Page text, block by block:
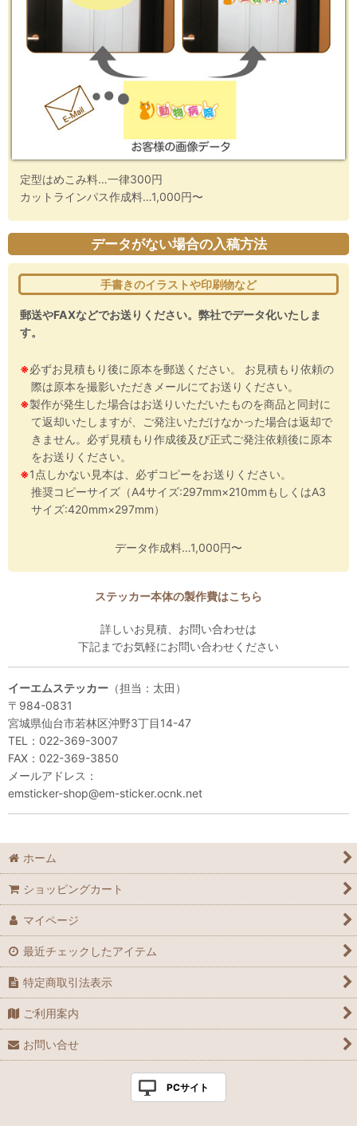
定型はめこみ料…一律300円
カットラインパス作成料…1,000円〜
データがない場合の入稿方法
手書きのイラストや印刷物など
郵送やFAXなどでお送りください。弊社でデータ化いたしま
す。
※必ずお見積もり後に原本を郵送ください。 お見積もり依頼の
際は原本を撮影いただきメールにてお送りください。
※製作が発生した場合はお送りいただいたものを商品と同封に
て返却いたしますが、ご発注いただけなかった場合は返却で
きません。必ず見積もり作成後及び正式ご発注依頼後に原本
をお送りください。
※1点しかない見本は、必ずコピーをお送りください。
推奨コピーサイズ（A4サイズ:297mm×210mmもしくはA3
サイズ:420mm×297mm）
データ作成料…1,000円〜
ステッカー本体の製作費はこちら
詳しいお見積、お問い合わせは
下記までお気軽にお問い合わせください
イーエムステッカー （担当：太田）
〒984-0831
宮城県仙台市若林区沖野3丁目14-47
TEL：022-369-3007
FAX：022-369-3850
メールアドレス：
emsticker-shop@em-sticker.ocnk.net
ホーム
ショッピングカート
マイページ
最近チェックしたアイテム
特定商取引法表示
ご利用案内
お問い合せ
PCサイト